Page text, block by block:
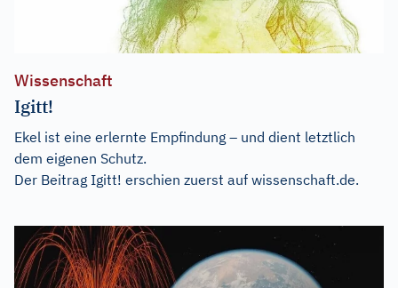
Wissenschaft
Igitt!
Ekel ist eine erlernte Empfindung – und dient letztlich
dem eigenen Schutz.
Der Beitrag Igitt! erschien zuerst auf wissenschaft.de.